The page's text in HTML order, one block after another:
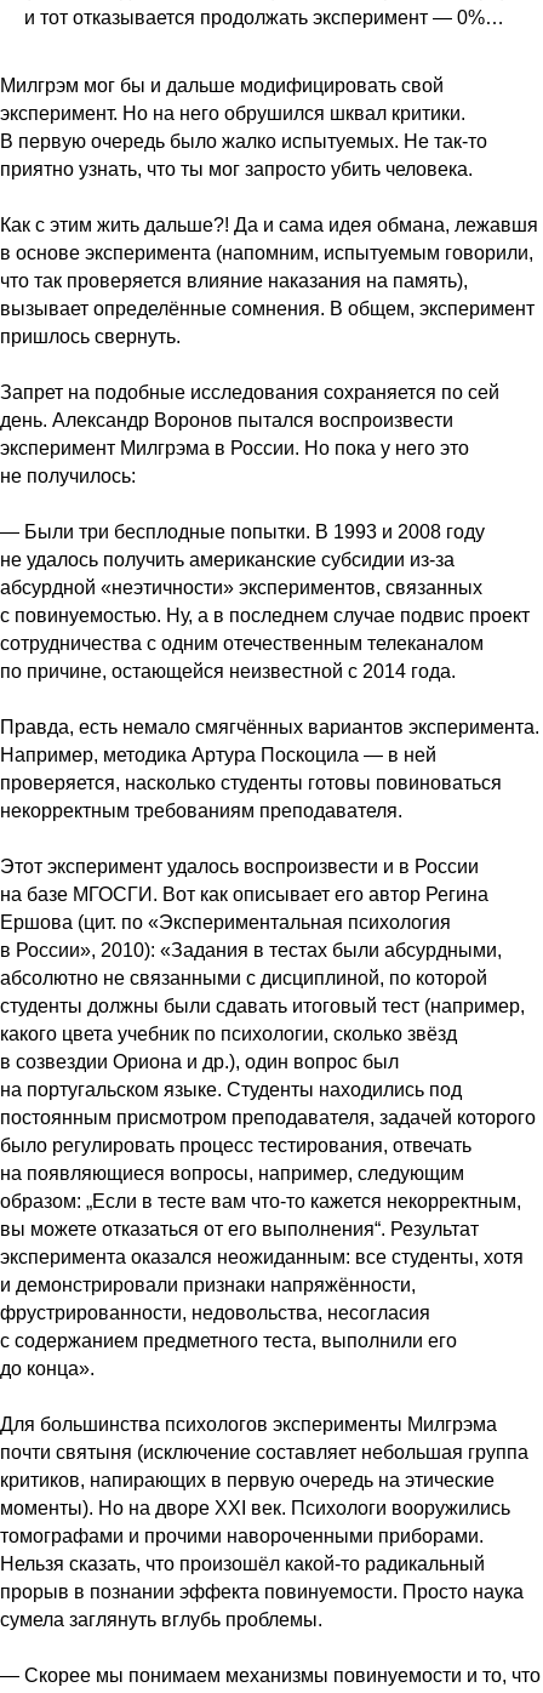
и тот отказывается продолжать эксперимент — 0%…
Милгрэм мог бы и дальше модифицировать свой
эксперимент. Но на него обрушился шквал критики.
В первую очередь было жалко испытуемых. Не так-то
приятно узнать, что ты мог запросто убить человека.
Как с этим жить дальше?! Да и сама идея обмана, лежавшя
в основе эксперимента (напомним, испытуемым говорили,
что так проверяется влияние наказания на память),
вызывает определённые сомнения. В общем, эксперимент
пришлось свернуть.
Запрет на подобные исследования сохраняется по сей
день. Александр Воронов пытался воспроизвести
эксперимент Милгрэма в России. Но пока у него это
не получилось:
— Были три бесплодные попытки. В 1993 и 2008 году
не удалось получить американские субсидии из-за
абсурдной «неэтичности» экспериментов, связанных
с повинуемостью. Ну, а в последнем случае подвис проект
сотрудничества с одним отечественным телеканалом
по причине, остающейся неизвестной с 2014 года.
Правда, есть немало смягчённых вариантов эксперимента.
Например, методика Артура Поскоцила — в ней
проверяется, насколько студенты готовы повиноваться
некорректным требованиям преподавателя.
Этот эксперимент удалось воспроизвести и в России
на базе МГОСГИ. Вот как описывает его автор Регина
Ершова (цит. по «Экспериментальная психология
в России», 2010): «Задания в тестах были абсурдными,
абсолютно не связанными с дисциплиной, по которой
студенты должны были сдавать итоговый тест (например,
какого цвета учебник по психологии, сколько звёзд
в созвездии Ориона и др.), один вопрос был
на португальском языке. Студенты находились под
постоянным присмотром преподавателя, задачей которого
было регулировать процесс тестирования, отвечать
на появляющиеся вопросы, например, следующим
образом: „Если в тесте вам что-то кажется некорректным,
вы можете отказаться от его выполнения“. Результат
эксперимента оказался неожиданным: все студенты, хотя
и демонстрировали признаки напряжённости,
фрустрированности, недовольства, несогласия
с содержанием предметного теста, выполнили его
до конца».
Для большинства психологов эксперименты Милгрэма
почти святыня (исключение составляет небольшая группа
критиков, напирающих в первую очередь на этические
моменты). Но на дворе XXI век. Психологи вооружились
томографами и прочими навороченными приборами.
Нельзя сказать, что произошёл какой-то радикальный
прорыв в познании эффекта повинуемости. Просто наука
сумела заглянуть вглубь проблемы.
— Скорее мы понимаем механизмы повинуемости и то, что